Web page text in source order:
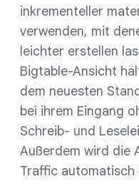
inkrementeller
verwenden, mit
leichter erstellen
Bigtable-Ansicht
dem neuesten
bei ihrem Eingang
Schreib- und
Außerdem wird die
Traffic automatisch